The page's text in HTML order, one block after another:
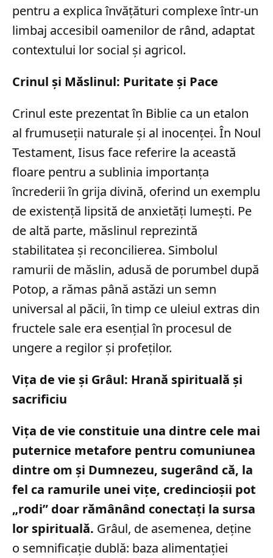
pentru a explica învățături complexe într-un
limbaj accesibil oamenilor de rând, adaptat
contextului lor social și agricol.
Crinul și Măslinul: Puritate și Pace
Crinul este prezentat în Biblie ca un etalon
al frumuseții naturale și al inocenței. În Noul
Testament, Iisus face referire la această
floare pentru a sublinia importanța
încrederii în grija divină, oferind un exemplu
de existență lipsită de anxietăți lumești. Pe
de altă parte, măslinul reprezintă
stabilitatea și reconcilierea. Simbolul
ramurii de măslin, adusă de porumbel după
Potop, a rămas până astăzi un semn
universal al păcii, în timp ce uleiul extras din
fructele sale era esențial în procesul de
ungere a regilor și profeților.
Vița de vie și Grâul: Hrană spirituală și
sacrificiu
Vița de vie constituie una dintre cele mai
puternice metafore pentru comuniunea
dintre om și Dumnezeu, sugerând că, la
fel ca ramurile unei vițe, credincioșii pot
„rodi” doar rămânând conectați la sursa
lor spirituală. Grâul, de asemenea, deține
o semnificație dublă: baza alimentației